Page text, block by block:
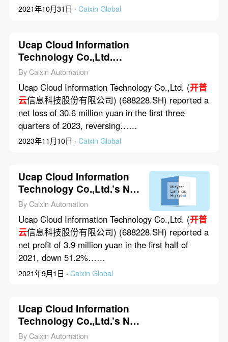
2021年10月31日 · Caixin Global
Ucap Cloud Information
Technology Co.,Ltd.
Posted 30.6 Million Yuan
Net Loss in First Three
Quarters of 2023
By Caixin Automation
Ucap Cloud Information Technology Co.,Ltd. (开普
云信息科技股份有限公司) (688228.SH) reported a
net loss of 30.6 million yuan in the first three
quarters of 2023, reversing……
2023年11月10日 · Caixin Global
Ucap Cloud Information
Technology Co.,Ltd.’s Net
Profit Dropped 51.2% in
First Half of 2021
By Caixin Automation
Ucap Cloud Information Technology Co.,Ltd. (开普
云信息科技股份有限公司) (688228.SH) reported a
net profit of 3.9 million yuan in the first half of
2021, down 51.2%……
2021年9月1日 · Caixin Global
Ucap Cloud Information
Technology Co.,Ltd.’s Net
Profit Rose 42.4% in 2022
By Caixin Automation